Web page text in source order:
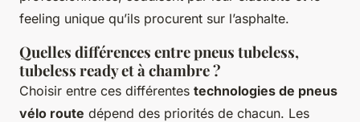
feeling unique qu’ils procurent sur l’asphalte.
Quelles différences entre pneus tubeless,
tubeless ready et à chambre ?
Choisir entre ces différentes technologies de pneus
vélo route dépend des priorités de chacun. Les